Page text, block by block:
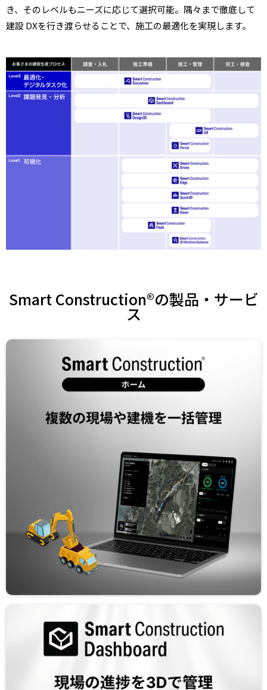
き、そのレベルもニーズに応じて選択可能。隅々まで徹底して
建設 DXを行き渡らせることで、施工の最適化を実現します。
Smart Construction®の製品・サービ
ス